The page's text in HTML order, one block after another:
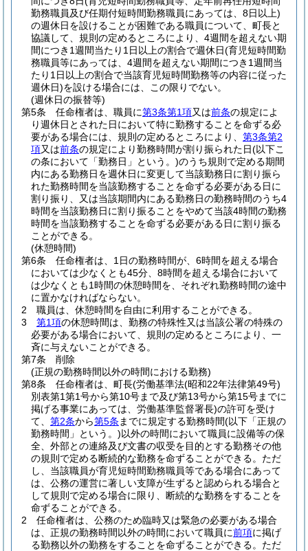
勤務職員及び任期付短時間勤務職員にあっては、8日以上)
の週休日を設けることが困難である職員について、町長と
協議して、規則の定めるところにより、4週間を超えない期
間につき1週間当たり1日以上の割合で週休日(育児短時間勤
務職員等にあっては、4週間を超えない期間につき1週間当
たり1日以上の割合で当該育児短時間勤務等の内容に従った
週休日)を設ける場合には、この限りでない。
(週休日の振替等)
第5条
任命権者は、職員に第3条第1項又は前条の規定によ
り週休日とされた日において特に勤務することを命ずる必
要がある場合には、規則の定めるところにより、 第3条第2
項又は前条の規定により勤務時間が割り振られた日(以下こ
の条において「勤務日」という。)のうち規則で定める期間
内にある勤務日を週休日に変更して当該勤務日に割り振ら
れた勤務時間を当該勤務することを命ずる必要がある日に
割り振り、又は当該期間内にある勤務日の勤務時間のうち4
時間を当該勤務日に割り振ることをやめて当該4時間の勤務
時間を当該勤務することを命ずる必要がある日に割り振る
ことができる。
(休憩時間)
第6条
任命権者は、1日の勤務時間が、6時間を超える場合
においては少なくとも45分、8時間を超える場合において
は少なくとも1時間の休憩時間を、それぞれ勤務時間の途中
に置かなければならない。
2
職員は、休憩時間を自由に利用することができる。
3
第1項の休憩時間は、勤務の特殊性又は当該公署の特殊の
必要がある場合において、規則の定めるところにより、一
斉に与えないことができる。
第7条
削除
(正規の勤務時間以外の時間における勤務)
第8条
任命権者は、町長(労働基準法(昭和22年法律第49号)
別表第1第1号から第10号まで及び第13号から第15号までに
掲げる事業にあっては、労働基準監督署長)の許可を受け
て、 第2条から第5条 までに規定する勤務時間(以下「正規の
勤務時間」という。)以外の時間において職員に設備等の保
全、外部との連絡及び文書の収受を目的とする勤務その他
の規則で定める断続的な勤務を命ずることができる。 ただ
し、当該職員が育児短時間勤務職員等である場合にあって
は、公務の運営に著しい支障が生ずると認められる場合と
して規則で定める場合に限り、断続的な勤務をすることを
命ずることができる。
2
任命権者は、公務のため臨時又は緊急の必要がある場合
は、正規の勤務時間以外の時間において職員に前項に掲げ
る勤務以外の勤務をすることを命ずることができる。 ただ